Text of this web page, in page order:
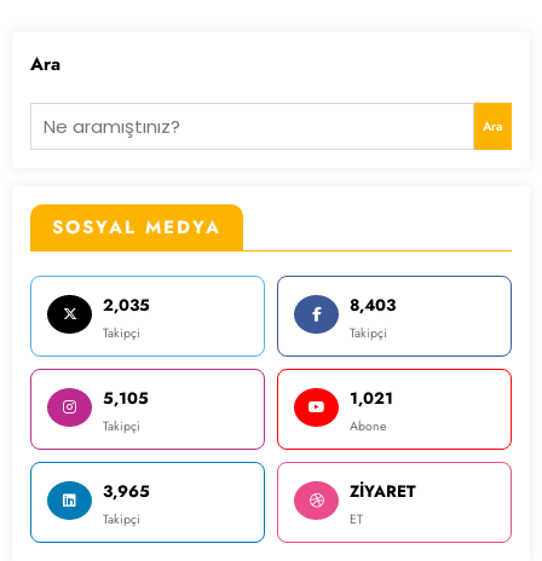
Ara
Ara
SOSYAL MEDYA
2,035
Takipçi
8,403
Takipçi
5,105
Takipçi
1,021
Abone
3,965
Takipçi
ZİYARET
ET